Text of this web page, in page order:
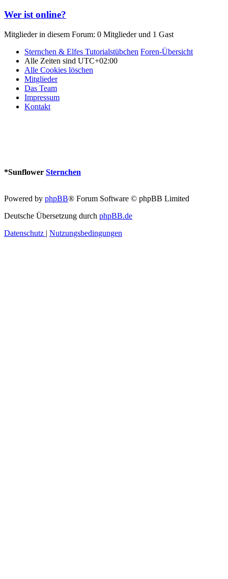
Wer ist online?
Mitglieder in diesem Forum: 0 Mitglieder und 1 Gast
Sternchen & Elfes Tutorialstübchen Foren-Übersicht
Alle Zeiten sind UTC+02:00
Alle Cookies löschen
Mitglieder
Das Team
Impressum
Kontakt
*Sunflower Sternchen
Powered by phpBB® Forum Software © phpBB Limited
Deutsche Übersetzung durch phpBB.de
Datenschutz | Nutzungsbedingungen